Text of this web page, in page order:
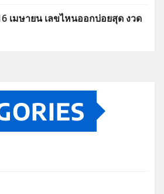
เมษายน เลขไหนออกบ่อยสุด งวด